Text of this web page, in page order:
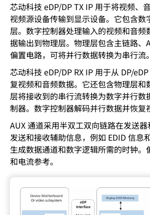
芯动科技 eDP/DP TX IP 用于将视频、
视频源设备传输到显示设备。它包含数
层。数字控制器处理输入的视频和音频
据输出到物理层。物理层包含主链路、
偏置电路，可将并行数据转换为串行流。
芯动科技 eDP/DP RX IP 用于从 DP/
复视频和音频数据。它还包含物理层和
层将接收到的串行流转换为数字并行数
制器。数字控制器解码并行数据并恢复
AUX 通道采用半双工双向链路在发送
发送和接收辅助信息，例如 EDID 信息
生成数据通道和数字逻辑所需的时钟。
和电流参考。